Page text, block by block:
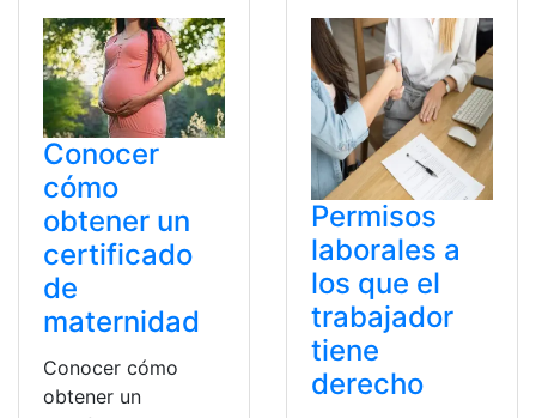
Conocer
cómo
obtener un
certificado
de
maternidad
Conocer cómo
obtener un
Permisos
laborales a
los que el
trabajador
tiene
derecho